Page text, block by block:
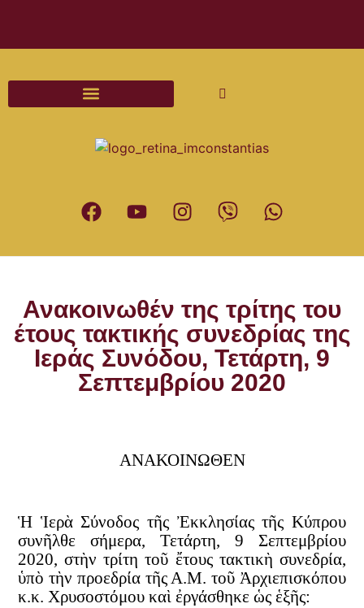
Ανακοινωθέν της τρίτης του
έτους τακτικής συνεδρίας της
Ιεράς Συνόδου, Τετάρτη, 9
Σεπτεμβρίου 2020
ΑΝΑΚΟΙΝΩΘΕΝ
Ἡ Ἱερὰ Σύνοδος τῆς Ἐκκλησίας τῆς Κύπρου
συνῆλθε σήμερα, Τετάρτη, 9 Σεπτεμβρίου
2020, στὴν τρίτη τοῦ ἔτους τακτικὴ συνεδρία,
ὑπὸ τὴν προεδρία τῆς Α.Μ. τοῦ Ἀρχιεπισκόπου
κ.κ. Χρυσοστόμου καὶ ἐργάσθηκε ὡς ἑξῆς: